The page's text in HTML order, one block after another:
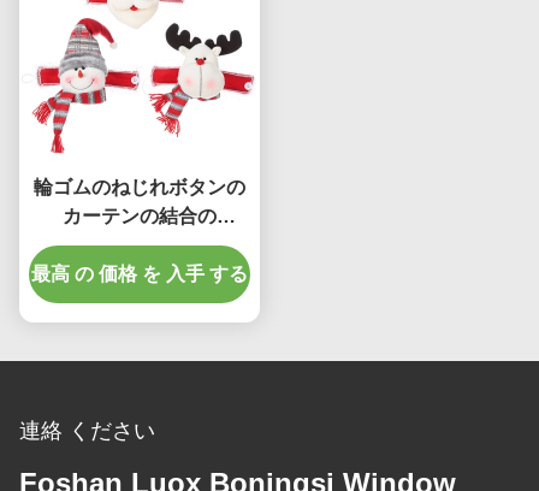
輪ゴムのねじれボタンの
カーテンの結合の
Tiebackのクリスマスの
装飾
最高 の 価格 を 入手 する
連絡 ください
Foshan Luox Boningsi Window